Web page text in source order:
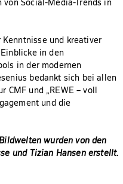
und kreativer
in den
in der modernen
bedankt sich bei allen
CMF und „REWE – voll
und die
wurden von den
und Tizian Hansen erstellt.